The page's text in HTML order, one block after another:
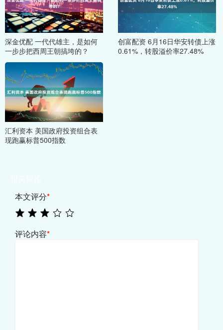
深金优配 一代代雄主，是如何
一步步把西周王朝搞垮的？
创富配资 6月16日华安转债上涨
0.61%，转股溢价率27.48%
汇利资本 美国政府投资组合表
现跑赢标普500指数
本文评分*
评论内容*